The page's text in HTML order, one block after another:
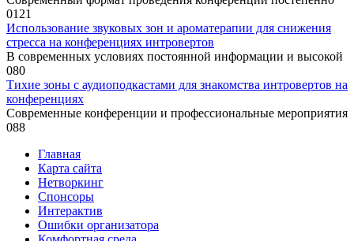
0121
Использование звуковых зон и ароматерапии для снижения
стресса на конференциях интровертов
В современных условиях постоянной информации и высокой
080
Тихие зоны с аудиоподкастами для знакомства интровертов на
конференциях
Современные конференции и профессиональные мероприятия
088
Главная
Карта сайта
Нетворкинг
Спонсоры
Интерактив
Ошибки организатора